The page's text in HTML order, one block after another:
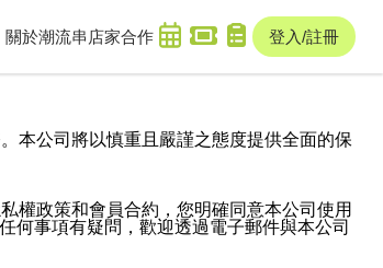
關於潮流串 店家合作 登入/註冊
本公司將以慎重且嚴謹之態度提供全面的保
權政策和會員合約，您明確同意本公司使用
何事項有疑問，歡迎透過電子郵件與本公司